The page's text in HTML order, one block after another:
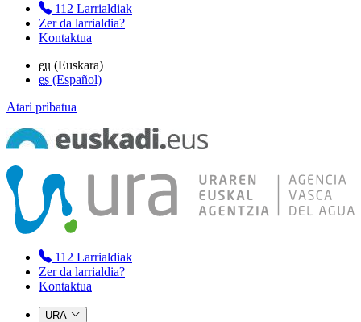
112 Larrialdiak
Zer da larrialdia?
Kontaktua
eu (Euskara)
es (Español)
Atari pribatua
112 Larrialdiak
Zer da larrialdia?
Kontaktua
URA